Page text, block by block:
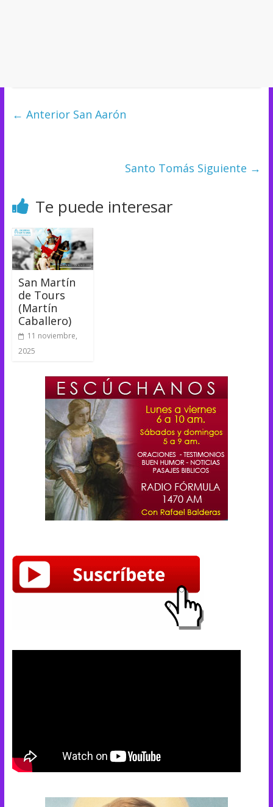
← AnteriorSan Aarón
Santo Tomás Siguiente →
Te puede interesar
San Martín
de Tours
(Martín
Caballero)
11 noviembre,
2025